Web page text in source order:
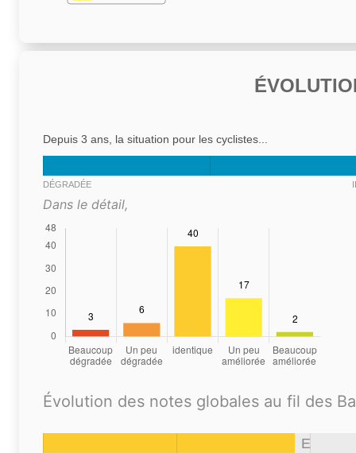
Depuis 3 ans, la situation pour les cyclistes...
DÉGRADÉE
Dans le détail,
Évolution des notes globales au fil des
E